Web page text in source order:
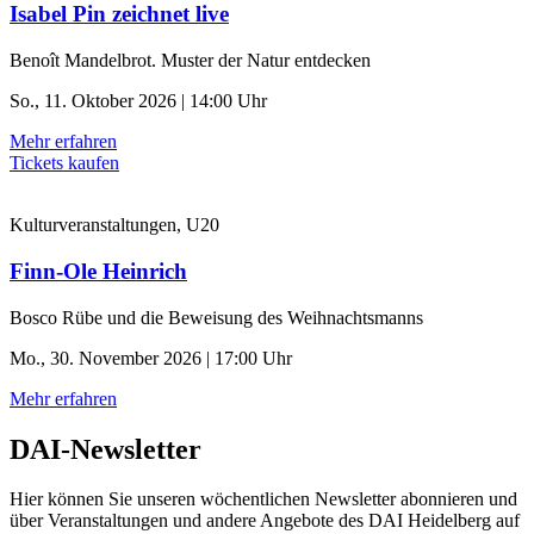
Isabel Pin zeichnet live
Benoît Mandelbrot. Muster der Natur entdecken
So., 11. Oktober 2026 | 14:00 Uhr
Mehr erfahren
Tickets kaufen
Kulturveranstaltungen, U20
Finn-Ole Heinrich
Bosco Rübe und die Beweisung des Weihnachtsmanns
Mo., 30. November 2026 | 17:00 Uhr
Mehr erfahren
DAI-Newsletter
Hier können Sie unseren wöchentlichen Newsletter abonnieren und
über Veranstaltungen und andere Angebote des DAI Heidelberg auf